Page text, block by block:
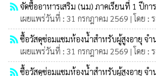
rss_feedจัดซื้ออาหารเสริม (นม) ภาคเรียนที่ 1 ปีกา
เผยแพร่วันที่ : 31 กรกฎาคม 2569 | โดย :
rss_feedซื้อวัสดุซ่อมแซมห้องน้ำสำหรับผู้สูงอายุ จำ
เผยแพร่วันที่ : 31 กรกฎาคม 2569 | โดย :
rss_feedซื้อวัสดุซ่อมแซมห้องน้ำสำหรับผู้สูงอายุ จำ